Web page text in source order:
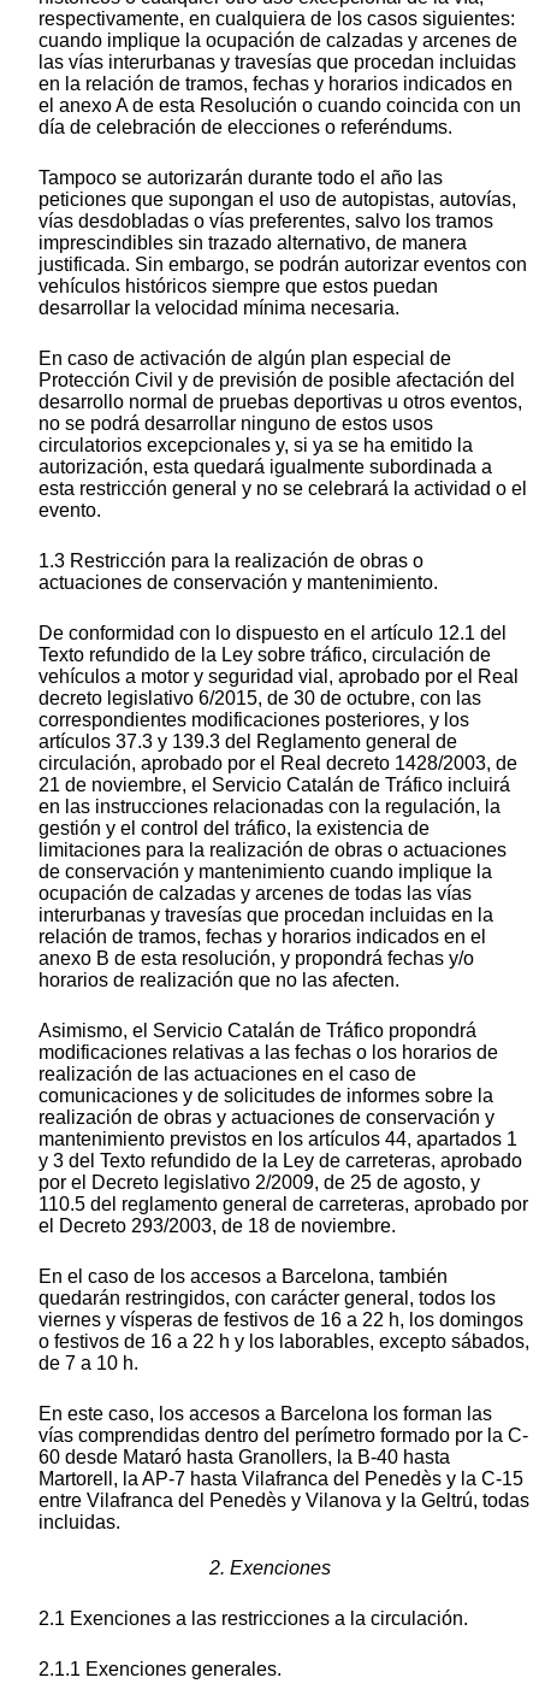
respectivamente, en cualquiera de los casos siguientes:
cuando implique la ocupación de calzadas y arcenes de
las vías interurbanas y travesías que procedan incluidas
en la relación de tramos, fechas y horarios indicados en
el anexo A de esta Resolución o cuando coincida con un
día de celebración de elecciones o referéndums.
Tampoco se autorizarán durante todo el año las
peticiones que supongan el uso de autopistas, autovías,
vías desdobladas o vías preferentes, salvo los tramos
imprescindibles sin trazado alternativo, de manera
justificada. Sin embargo, se podrán autorizar eventos con
vehículos históricos siempre que estos puedan
desarrollar la velocidad mínima necesaria.
En caso de activación de algún plan especial de
Protección Civil y de previsión de posible afectación del
desarrollo normal de pruebas deportivas u otros eventos,
no se podrá desarrollar ninguno de estos usos
circulatorios excepcionales y, si ya se ha emitido la
autorización, esta quedará igualmente subordinada a
esta restricción general y no se celebrará la actividad o el
evento.
1.3 Restricción para la realización de obras o
actuaciones de conservación y mantenimiento.
De conformidad con lo dispuesto en el artículo 12.1 del
Texto refundido de la Ley sobre tráfico, circulación de
vehículos a motor y seguridad vial, aprobado por el Real
decreto legislativo 6/2015, de 30 de octubre, con las
correspondientes modificaciones posteriores, y los
artículos 37.3 y 139.3 del Reglamento general de
circulación, aprobado por el Real decreto 1428/2003, de
21 de noviembre, el Servicio Catalán de Tráfico incluirá
en las instrucciones relacionadas con la regulación, la
gestión y el control del tráfico, la existencia de
limitaciones para la realización de obras o actuaciones
de conservación y mantenimiento cuando implique la
ocupación de calzadas y arcenes de todas las vías
interurbanas y travesías que procedan incluidas en la
relación de tramos, fechas y horarios indicados en el
anexo B de esta resolución, y propondrá fechas y/o
horarios de realización que no las afecten.
Asimismo, el Servicio Catalán de Tráfico propondrá
modificaciones relativas a las fechas o los horarios de
realización de las actuaciones en el caso de
comunicaciones y de solicitudes de informes sobre la
realización de obras y actuaciones de conservación y
mantenimiento previstos en los artículos 44, apartados 1
y 3 del Texto refundido de la Ley de carreteras, aprobado
por el Decreto legislativo 2/2009, de 25 de agosto, y
110.5 del reglamento general de carreteras, aprobado por
el Decreto 293/2003, de 18 de noviembre.
En el caso de los accesos a Barcelona, también
quedarán restringidos, con carácter general, todos los
viernes y vísperas de festivos de 16 a 22 h, los domingos
o festivos de 16 a 22 h y los laborables, excepto sábados,
de 7 a 10 h.
En este caso, los accesos a Barcelona los forman las
vías comprendidas dentro del perímetro formado por la C-
60 desde Mataró hasta Granollers, la B-40 hasta
Martorell, la AP-7 hasta Vilafranca del Penedès y la C-15
entre Vilafranca del Penedès y Vilanova y la Geltrú, todas
incluidas.
2. Exenciones
2.1 Exenciones a las restricciones a la circulación.
2.1.1 Exenciones generales.